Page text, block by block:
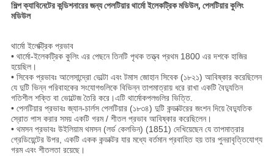
শিল্প ক্যাবিনেটের কন্ডিশনারের জন্য পেলটিয়ার থার্মো ইলেকট্রিক মডিউল, পেলটিয়ার কুলিং
মডিউল
থার্মো ইলেক্ট্রিক প্রভাব
• থার্মো-ইলেকট্রিক কুলিং এর পেছনে তিনটি পৃথক তত্ত্ব প্রথম 1800 এর দশকে হাজির
হয়েছিল।
• সিবেক প্রভাবঃ আলেসান্দ্রো ভোল্টা এবং টমাস জোহান সিবেক (১৮২১) আবিষ্কার করেছিলেন
যে দুটি ভিন্ন পরিবাহকের সংযোগগুলিকে বিভিন্ন তাপমাত্রায় ধরে রাখা একটি বৈদ্যুতিন
গতিশীল শক্তি বা ভোল্টেজ তৈরি করে।এটি থার্মোকপলগুলির ভিত্তি.
• পেলটিয়ার প্রভাবঃ জ্যান-চার্লস পেলটিয়ার (১৮৩৪) দুটি কন্ডাক্টরের জংশন দিয়ে বৈদ্যুতিক
স্রোত পাস করার সময় একটি গরম / শীতল প্রভাব আবিষ্কার করেছিলেন।
• থমসন প্রভাবঃ উইলিয়াম থমসন (লর্ড কেলভিন) (1851) দেখিয়েছেন যে তাপমাত্রার
গ্রেডিয়েন্টের উপর, একটি একক কন্ডাক্টর যার মধ্যে বর্তমান প্রবাহিত হয় তার পুনরাবৃত্তিযোগ্য
গরম এবং শীতলতা রয়েছে।